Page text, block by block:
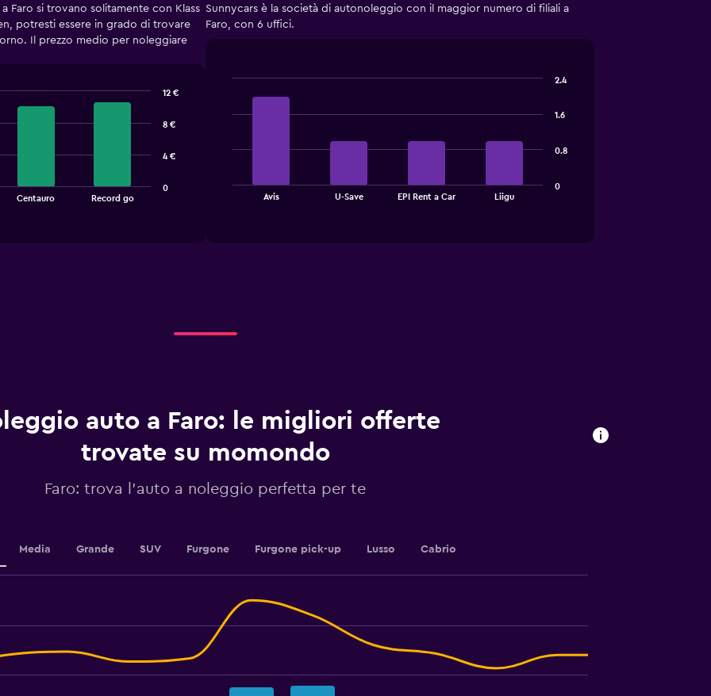
Faro si trovano solitamente con Klass
potresti essere in grado di trovare
Il prezzo medio per noleggiare
Centauro Record go
0
4 €
8 €
12 €
Sunnycars è la società di autonoleggio con il maggior numero di filiali a
Faro, con 6 uffici.
axis
displaying
values.
Range:
to
Avis U-Save EPI Rent a Car Liigu
0
0.8
1.6
2.4
auto a Faro: le migliori offerte
trovate su momondo
Faro: trova l'auto a noleggio perfetta per te
Media Grande SUV Furgone Furgone pick-up Lusso Cabrio